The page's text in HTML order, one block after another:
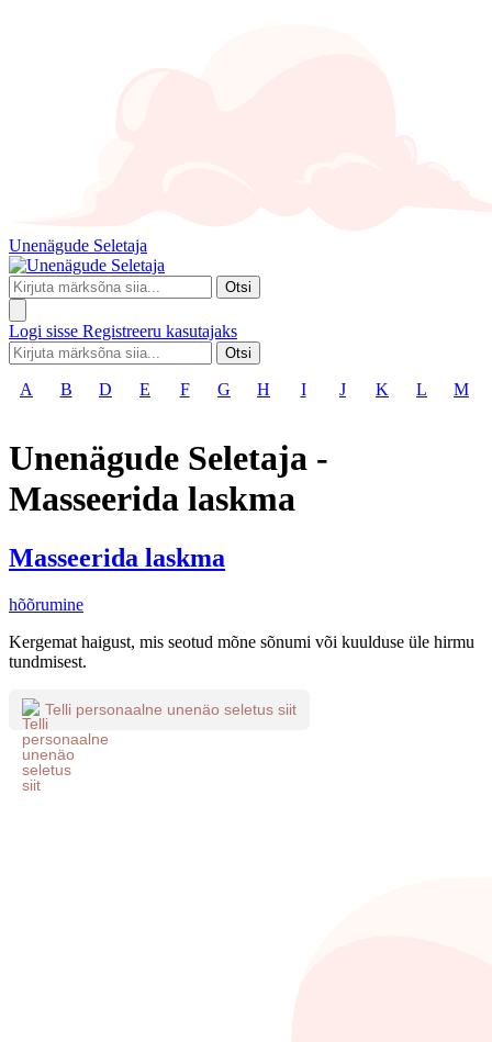
Unenägude Seletaja
Otsi
Logi sisse Registreeru kasutajaks
Otsi
A B D E F G H I J K L M
Unenägude Seletaja -
Masseerida laskma
Masseerida laskma
hõõrumine
Kergemat haigust, mis seotud mõne sõnumi või kuulduse üle hirmu
tundmisest.
Telli personaalne unenäo seletus siit